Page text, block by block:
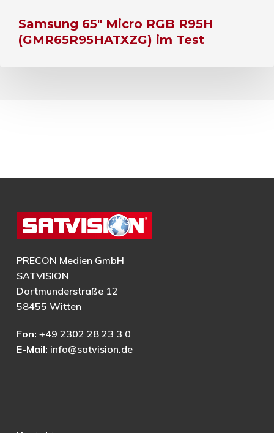
Samsung 65″ Micro RGB R95H
(GMR65R95HATXZG) im Test
PRECON Medien GmbH
SATVISION
Dortmunderstraße 12
58455 Witten
Fon: +49 2302 28 23 3 0
E-Mail: info@satvision.de